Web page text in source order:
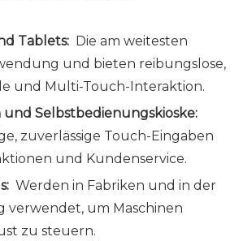
Tablets: Die am weitesten
und bieten reibungslose,
und Multi-Touch-Interaktion.
Selbstbedienungskioske:
zuverlässige Touch-Eingaben
und Kundenservice.
Werden in Fabriken und in der
verwendet, um Maschinen
zu steuern.